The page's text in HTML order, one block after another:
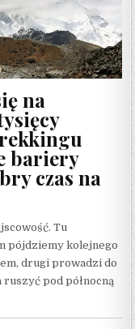
na
bariery
czas na
Tu
pójdziemy kolejnego
drugi prowadzi do
ruszyć pod północną